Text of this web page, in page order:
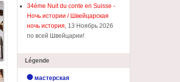
34ème Nuit du conte en Suisse -
Ночь истории / Швейцарская
ночь история, 13 Ноябрь 2026
по всей Швейцарии!
Légende
мастерская